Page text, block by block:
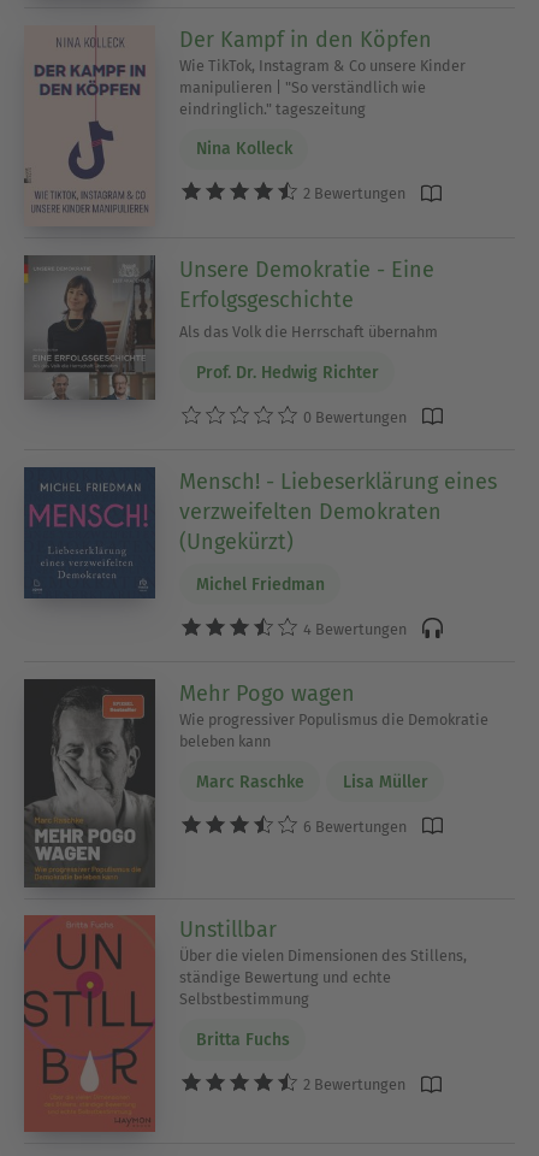
Der Kampf in den Köpfen
Wie TikTok, Instagram & Co unsere Kinder
manipulieren | "So verständlich wie
eindringlich." tageszeitung
Nina Kolleck
2 Bewertungen
Unsere Demokratie - Eine
Erfolgsgeschichte
Als das Volk die Herrschaft übernahm
Prof. Dr. Hedwig Richter
0 Bewertungen
Mensch! - Liebeserklärung eines
verzweifelten Demokraten
(Ungekürzt)
Michel Friedman
4 Bewertungen
Mehr Pogo wagen
Wie progressiver Populismus die Demokratie
beleben kann
Marc Raschke Lisa Müller
6 Bewertungen
Unstillbar
Über die vielen Dimensionen des Stillens,
ständige Bewertung und echte
Selbstbestimmung
Britta Fuchs
2 Bewertungen